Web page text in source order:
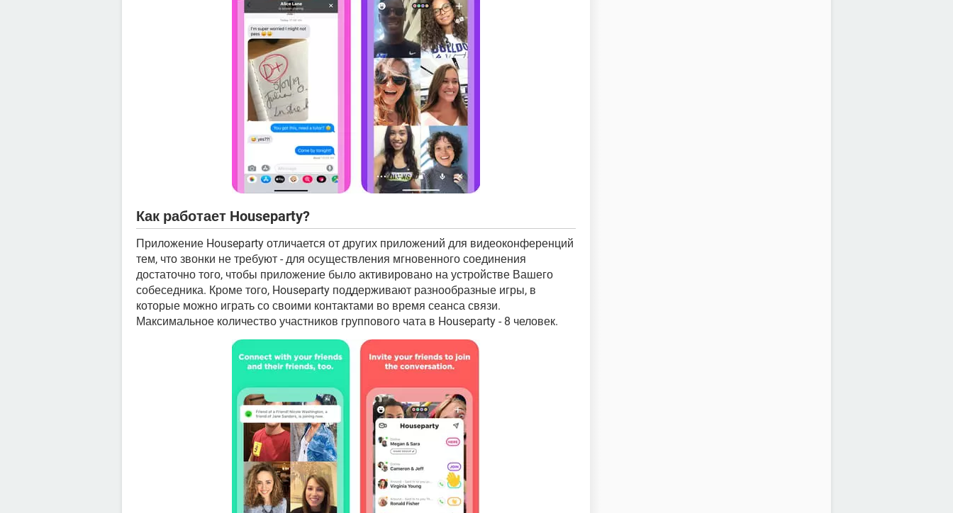
Как работает Houseparty?
Приложение Houseparty отличается от других приложений для видеоконференций
тем, что звонки не требуют - для осуществления мгновенного соединения
достаточно того, чтобы приложение было активировано на устройстве Вашего
собеседника. Кроме того, Houseparty поддерживают разнообразные игры, в
которые можно играть со своими контактами во время сеанса связи.
Максимальное количество участников группового чата в Houseparty - 8 человек.